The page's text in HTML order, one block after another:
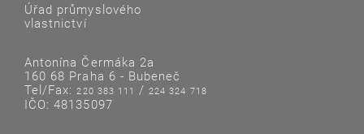
Úřad průmyslového
vlastnictví
Antonína Čermáka 2a
160 68 Praha 6 - Bubeneč
Tel/Fax:220 383 111 /224 324 718
IČO: 48135097